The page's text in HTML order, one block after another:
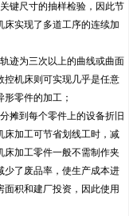
键尺寸的抽样检验，因此节
床实现了多道工序的连续加
迹为三次以上的曲线或曲面
控机床则可实现几乎是任意
零件的加工；
摊到每个零件上的设备折旧
床加工可节省划线工时，减
床加工零件一般不需制作夹
少了废品率，使生产成本进
积和建厂投资，因此使用